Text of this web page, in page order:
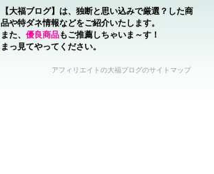
【大福ブログ】は、独断と思い込みで厳選？した商
品や特ダネ情報などをご紹介いたします。
また、 優良商品もご推薦しちゃいま～す！
まっ見てやってください。
アフィリエイトの大福ブログのサイトマップ